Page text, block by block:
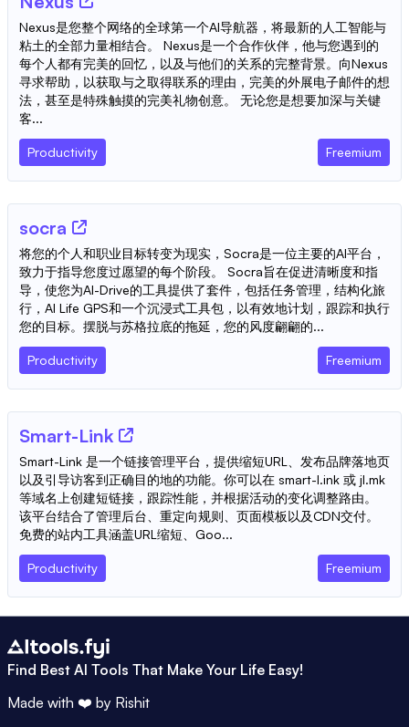
Nexus是您整个网络的全球第一个AI导航器，将最新的人工智能与
粘土的全部力量相结合。 Nexus是一个合作伙伴，他与您遇到的
每个人都有完美的回忆，以及与他们的关系的完整背景。向Nexus
寻求帮助，以获取与之取得联系的理由，完美的外展电子邮件的想
法，甚至是特殊触摸的完美礼物创意。 无论您是想要加深与关键
客...
Productivity Freemium
socra
将您的个人和职业目标转变为现实，Socra是一位主要的AI平台，
致力于指导您度过愿望的每个阶段。 Socra旨在促进清晰度和指
导，使您为AI-Drive的工具提供了套件，包括任务管理，结构化旅
行，AI Life GPS和一个沉浸式工具包，以有效地计划，跟踪和执行
您的目标。摆脱与苏格拉底的拖延，您的风度翩翩的...
Productivity Freemium
Smart-Link
Smart-Link 是一个链接管理平台，提供缩短URL、发布品牌落地页
以及引导访客到正确目的地的功能。你可以在 smart-l.ink 或 jl.mk
等域名上创建短链接，跟踪性能，并根据活动的变化调整路由。
该平台结合了管理后台、重定向规则、页面模板以及CDN交付。
免费的站内工具涵盖URL缩短、Goo...
Productivity Freemium
Find Best AI Tools That Make Your Life Easy!
Made with ❤️ by Rishit